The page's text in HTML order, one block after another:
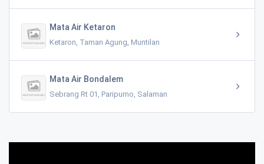
Mata Air Ketaron
Ketaron, Taman Agung, Muntilan
Mata Air Bondalem
Sebrang Rt 01, Paripurno, Salaman